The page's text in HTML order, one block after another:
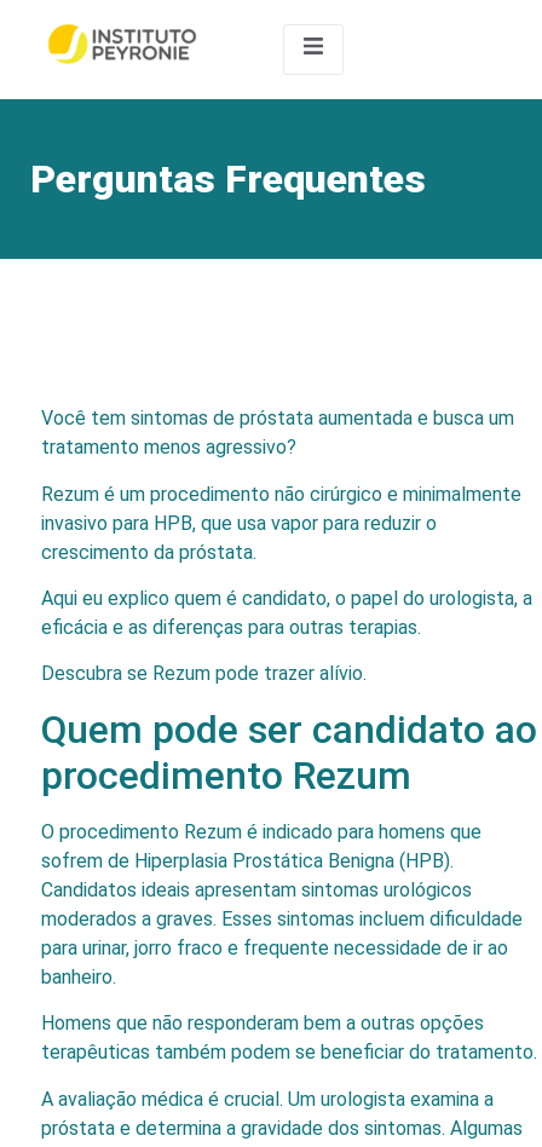
Perguntas Frequentes
Você tem sintomas de próstata aumentada e busca um
tratamento menos agressivo?
Rezum é um procedimento não cirúrgico e minimalmente
invasivo para HPB, que usa vapor para reduzir o
crescimento da próstata.
Aqui eu explico quem é candidato, o papel do urologista, a
eficácia e as diferenças para outras terapias.
Descubra se Rezum pode trazer alívio.
Quem pode ser candidato ao
procedimento Rezum
O procedimento Rezum é indicado para homens que
sofrem de Hiperplasia Prostática Benigna (HPB).
Candidatos ideais apresentam sintomas urológicos
moderados a graves. Esses sintomas incluem dificuldade
para urinar, jorro fraco e frequente necessidade de ir ao
banheiro.
Homens que não responderam bem a outras opções
terapêuticas também podem se beneficiar do tratamento.
A avaliação médica é crucial. Um urologista examina a
próstata e determina a gravidade dos sintomas. Algumas